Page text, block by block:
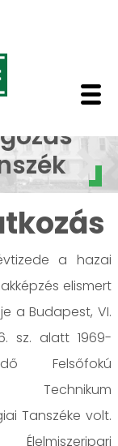
a hazai
elismert
a Budapest, VI.
sz. alatt 1969-
Felsőfokú
Technikum
Tanszéke volt.